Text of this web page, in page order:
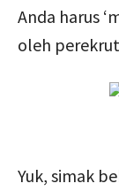
Anda harus
oleh
Yuk, simak